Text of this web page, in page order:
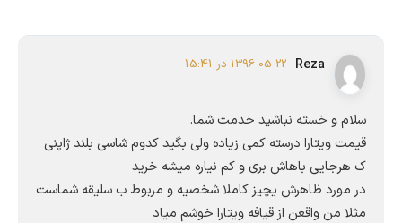
Reza 1396-05-22 در 15:41
سلام و خسته نباشید خدمت شما.
قیمت ویتارا درسته کمی زیاده ولی بگید کدوم شاسی بلند ژاپنی
ک هرجایی باهاش بری و کم نیاره میشه خرید
در مورد ظاهرش یچیز کاملا شخصیه و مربوط ب سلیقه شماست
مثلا من واقعن از قیافه ویتارا خوشم میاد